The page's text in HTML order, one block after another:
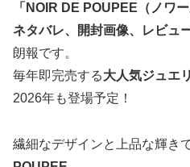
「NOIR DE POUPEE（ノワ
ネタバレ、開封画像、レビュ
朗報です。
毎年即完売する大人気ジュエ
2026年も登場予定！
繊細なデザインと上品な輝き